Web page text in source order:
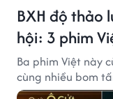
BXH độ thảo
hội: 3 phim
Ba phim Việt này
cùng nhiều bom